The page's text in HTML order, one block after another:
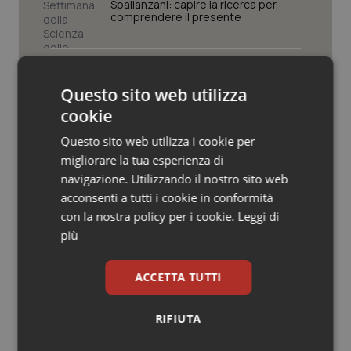
Veneto
Oncoematologia
Oncologia & Nutrizione
Psoriasi & pelle
Quotidiano Cardiologia
Quotidiano Chirurgia
Quotidiano Oncologia
Quotidiano Pediatria
Rene & patologie urogenitali
Spallanzani: capire la ricerca per
comprendere il presente
fotografano la qualità reale del Ssn”
Case di comunità. La sfida ora è
riempirle di professionisti e servizi. Il
punto della Conferenza delle Regioni
San Raffaele di Milano. Ispezioni e
criticità riscontrate, stop al
Questo sito web utilizza
cookie
Questo sito web utilizza i cookie per
migliorare la tua esperienza di
navigazione. Utilizzando il nostro sito web
acconsenti a tutti i cookie in conformità
con la nostra policy per i cookie. Leggi di
più
ACCETTA TUTTI
RIFIUTA